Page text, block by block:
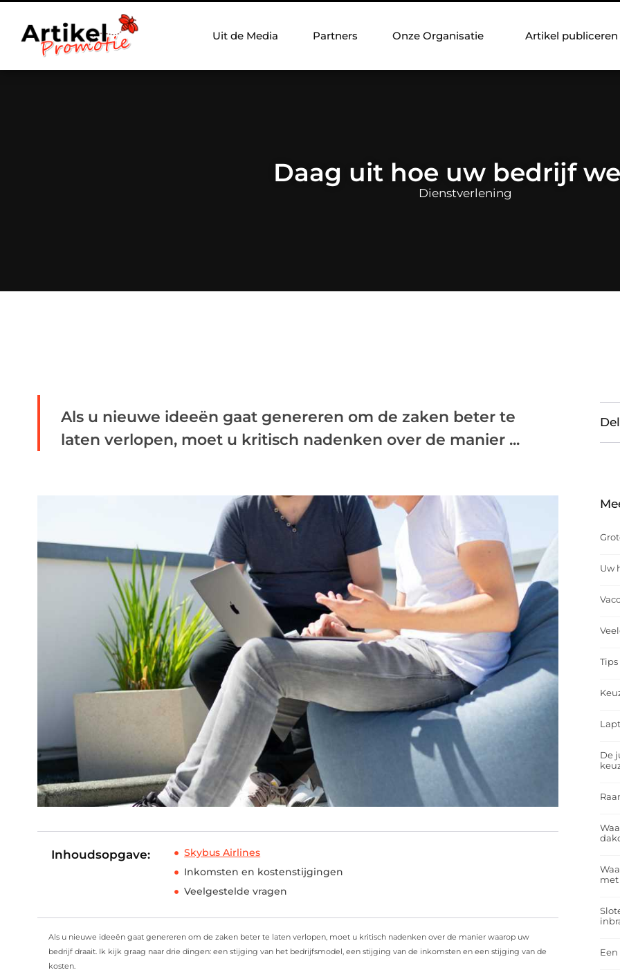
Uit de Media Partners Onze Organisatie Artikel publiceren
Daag uit hoe uw bedrijf
Dienstverlening
Als u nieuwe ideeën gaat genereren om de zaken beter te
laten verlopen, moet u kritisch nadenken over de manier ...
Inhoudsopgave:
Skybus Airlines
Inkomsten en kostenstijgingen
Veelgestelde vragen
Als u nieuwe ideeën gaat genereren om de zaken beter te laten verlopen, moet u kritisch nadenken over de manier waarop uw
bedrijf draait. Ik kijk graag naar drie dingen: een stijging van het bedrijfsmodel, een stijging van de inkomsten en een stijging van de
kosten.
Uw
De
met